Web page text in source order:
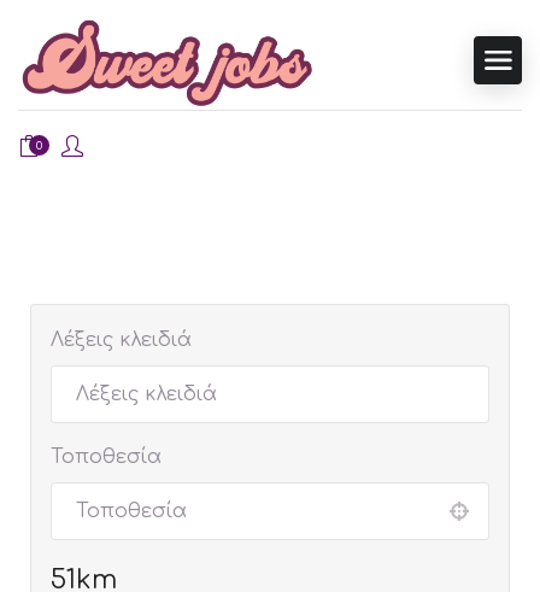
0
Λέξεις κλειδιά
Τοποθεσία
51